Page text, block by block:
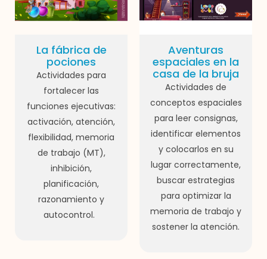
La fábrica de
pociones
Actividades para
fortalecer las
funciones ejecutivas:
activación, atención,
flexibilidad, memoria
de trabajo (MT),
inhibición,
planificación,
razonamiento y
autocontrol.
Aventuras
espaciales en la
casa de la bruja
Actividades de
conceptos espaciales
para leer consignas,
identificar elementos
y colocarlos en su
lugar correctamente,
buscar estrategias
para optimizar la
memoria de trabajo y
sostener la atención.